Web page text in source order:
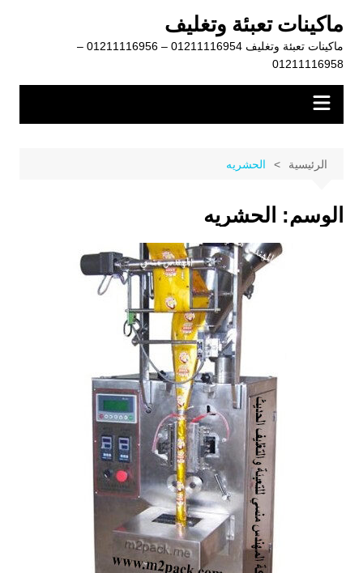
المحتوى
ماكينات تعبئة وتغليف
ماكينات تعبئة وتغليف 01211116954 – 01211116956 –
01211116958
الرئيسية الحشريه
الوسم: الحشريه